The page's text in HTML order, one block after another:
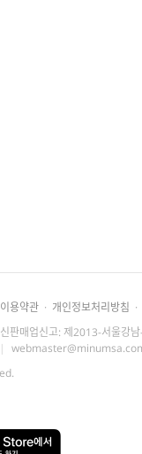
용약관 · 개인정보처리방침 ·
판매업신고: 제2013-서울강
|